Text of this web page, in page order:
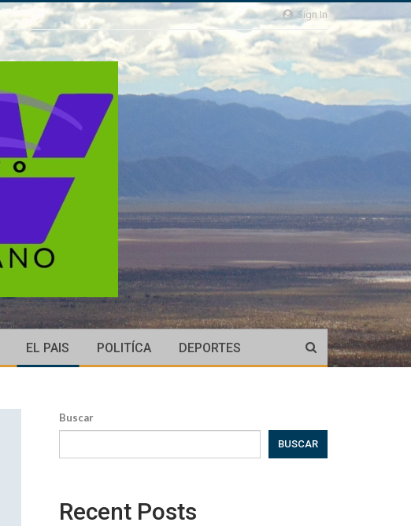
Sign In
EL PAIS POLITÍCA DEPORTES
Buscar
BUSCAR
Recent Posts